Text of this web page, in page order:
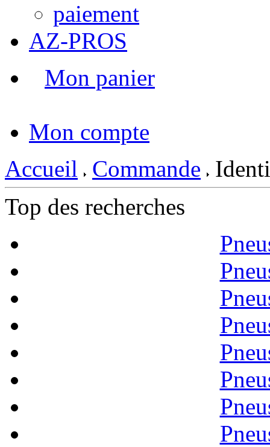
paiement
AZ-PROS
Mon panier
Mon compte
Accueil
Commande
Top des recherches